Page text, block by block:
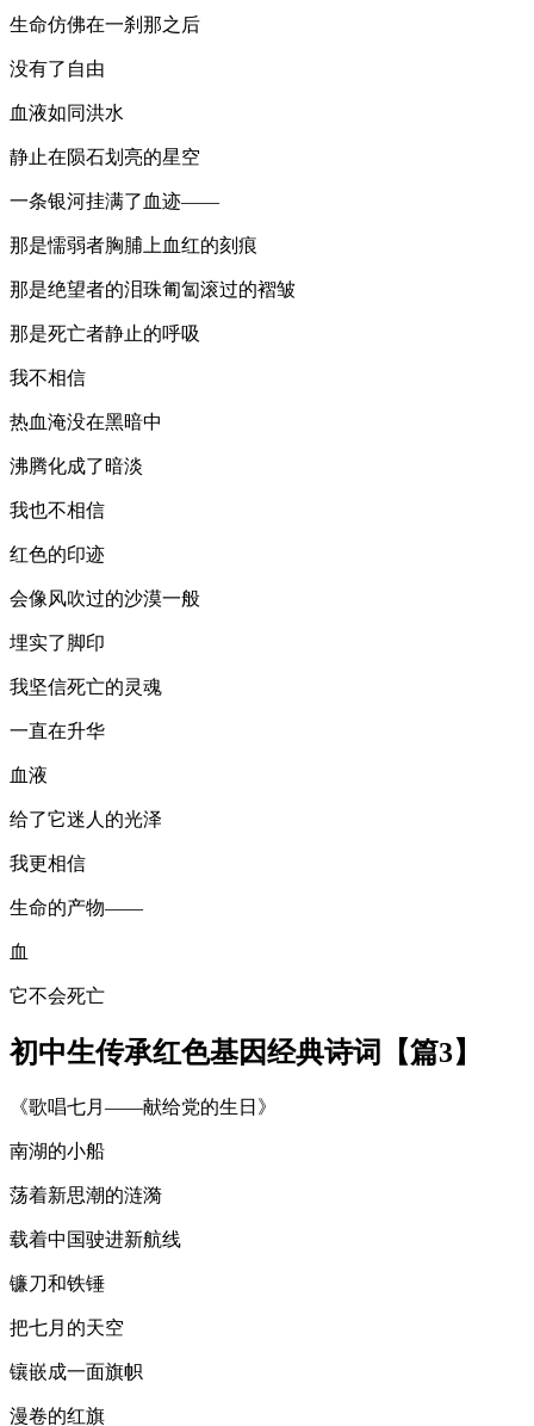
生命仿佛在一刹那之后
没有了自由
血液如同洪水
静止在陨石划亮的星空
一条银河挂满了血迹——
那是懦弱者胸脯上血红的刻痕
那是绝望者的泪珠匍匐滚过的褶皱
那是死亡者静止的呼吸
我不相信
热血淹没在黑暗中
沸腾化成了暗淡
我也不相信
红色的印迹
会像风吹过的沙漠一般
埋实了脚印
我坚信死亡的灵魂
一直在升华
血液
给了它迷人的光泽
我更相信
生命的产物——
血
它不会死亡
初中生传承红色基因经典诗词【篇3】
《歌唱七月——献给党的生日》
南湖的小船
荡着新思潮的涟漪
载着中国驶进新航线
镰刀和铁锤
把七月的天空
镶嵌成一面旗帜
漫卷的红旗